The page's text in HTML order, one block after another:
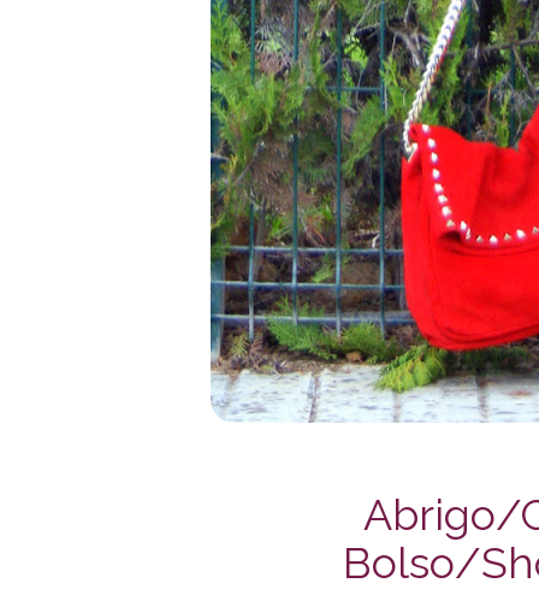
Abrigo/
Bolso/